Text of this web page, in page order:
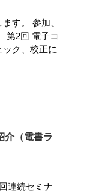
す。 参加、
第2回 電子コ
ク、校正に
介（電書ラ
連続セミナ